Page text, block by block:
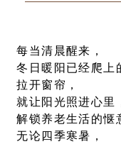
每当清晨醒来，
冬日暖阳已经爬上
拉开窗帘，
就让阳光照进心里
解锁养老生活的惬
无论四季寒暑，